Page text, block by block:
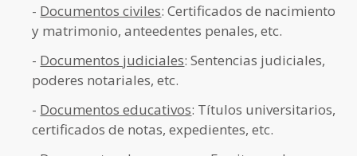
- Documentos civiles: Certificados de nacimiento
y matrimonio, anteedentes penales, etc.
- Documentos judiciales: Sentencias judiciales,
poderes notariales, etc.
- Documentos educativos: Títulos universitarios,
certificados de notas, expedientes, etc.